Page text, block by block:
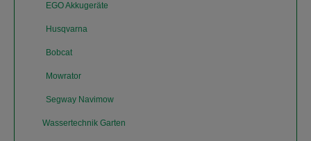
EGO Akkugeräte
Husqvarna
Bobcat
Mowrator
Segway Navimow
Wassertechnik Garten